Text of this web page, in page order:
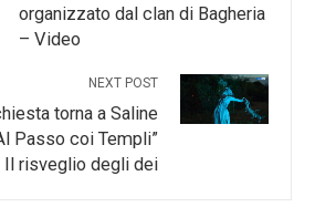
organizzato dal clan di Bagheria
– Video
NEXT POST
torna a Saline
Passo coi Templi”
Il risveglio degli dei